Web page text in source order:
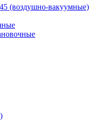
(воздушно-вакуумные)